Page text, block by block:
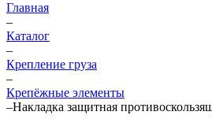
Главная
–
Каталог
–
Крепление груза
–
Крепёжные элементы
–Накладка защитная